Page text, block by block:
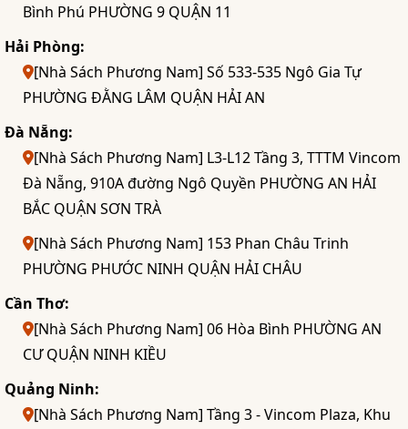
Bình Phú PHƯỜNG 9 QUẬN 11
Hải Phòng:
[Nhà Sách Phương Nam] Số 533-535 Ngô Gia Tự
PHƯỜNG ĐẰNG LÂM QUẬN HẢI AN
Đà Nẵng:
[Nhà Sách Phương Nam] L3-L12 Tầng 3, TTTM Vincom
Đà Nẵng, 910A đường Ngô Quyền PHƯỜNG AN HẢI
BẮC QUẬN SƠN TRÀ
[Nhà Sách Phương Nam] 153 Phan Châu Trinh
PHƯỜNG PHƯỚC NINH QUẬN HẢI CHÂU
Cần Thơ:
[Nhà Sách Phương Nam] 06 Hòa Bình PHƯỜNG AN
CƯ QUẬN NINH KIỀU
Quảng Ninh:
[Nhà Sách Phương Nam] Tầng 3 - Vincom Plaza, Khu